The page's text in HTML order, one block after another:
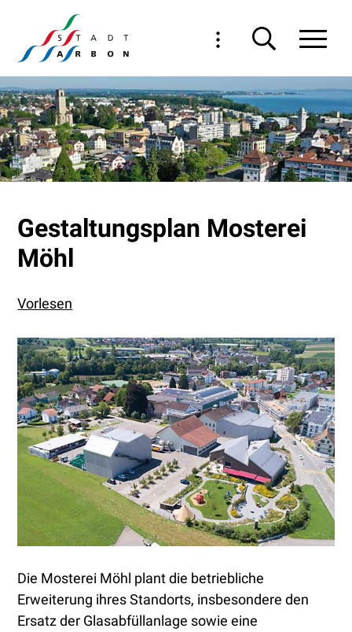
Navigieren in Arbon
Schnellnavigation
Gestaltungsplan Mosterei
Möhl
Vorlesen
Die Mosterei Möhl plant die betriebliche
Erweiterung ihres Standorts, insbesondere den
Ersatz der Glasabfüllanlage sowie eine